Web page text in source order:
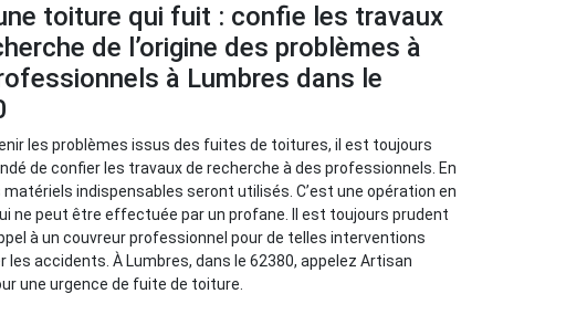
toiture qui fuit : confie les travaux
de l’origine des problèmes à
à Lumbres dans le
les problèmes issus des fuites de toitures, il est toujours
de confier les travaux de recherche à des professionnels. En
indispensables seront utilisés. C’est une opération en
ne peut être effectuée par un profane. Il est toujours prudent
à un couvreur professionnel pour de telles interventions
les accidents. À Lumbres, dans le 62380, appelez Artisan
une urgence de fuite de toiture.